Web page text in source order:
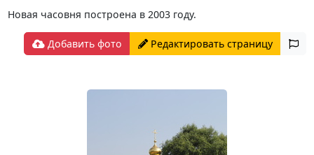
Новая часовня построена в 2003 году.
Добавить фото Редактировать страницу